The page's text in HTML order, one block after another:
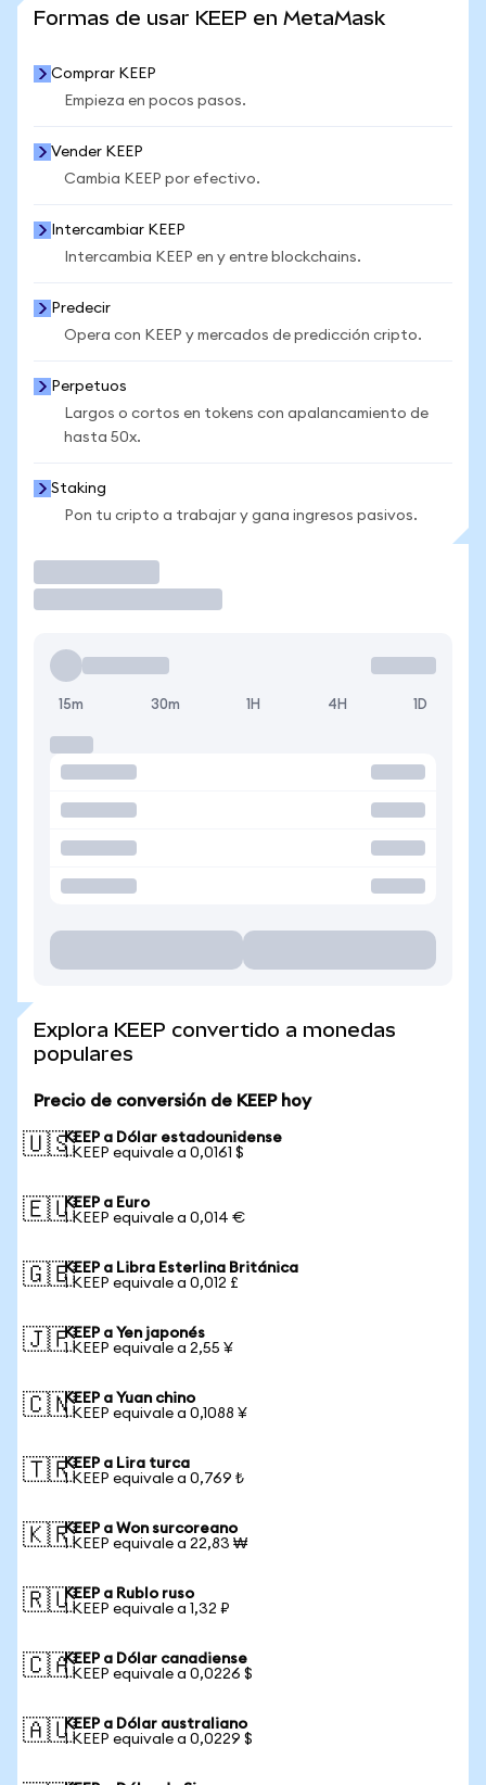
Formas de usar KEEP en MetaMask
Comprar KEEP
Empieza en pocos pasos.
Vender KEEP
Cambia KEEP por efectivo.
Intercambiar KEEP
Intercambia KEEP en y entre blockchains.
Predecir
Opera con KEEP y mercados de predicción cripto.
Perpetuos
Largos o cortos en tokens con apalancamiento de
hasta 50x.
Staking
Pon tu cripto a trabajar y gana ingresos pasivos.
15m 30m 1H 4H 1D
Explora KEEP convertido a monedas
populares
Precio de conversión de KEEP hoy
🇺🇸KEEP a Dólar estadounidense
1 KEEP equivale a 0,0161 $
🇪🇺KEEP a Euro
1 KEEP equivale a 0,014 €
🇬🇧KEEP a Libra Esterlina Británica
1 KEEP equivale a 0,012 £
🇯🇵KEEP a Yen japonés
1 KEEP equivale a 2,55 ¥
🇨🇳KEEP a Yuan chino
1 KEEP equivale a 0,1088 ¥
🇹🇷KEEP a Lira turca
1 KEEP equivale a 0,769 ₺
🇰🇷KEEP a Won surcoreano
1 KEEP equivale a 22,83 ₩
🇷🇺KEEP a Rublo ruso
1 KEEP equivale a 1,32 ₽
🇨🇦KEEP a Dólar canadiense
1 KEEP equivale a 0,0226 $
🇦🇺KEEP a Dólar australiano
1 KEEP equivale a 0,0229 $